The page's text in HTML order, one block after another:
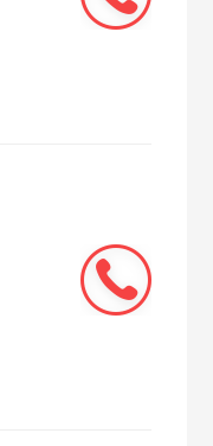
。
没有
物的问
距离